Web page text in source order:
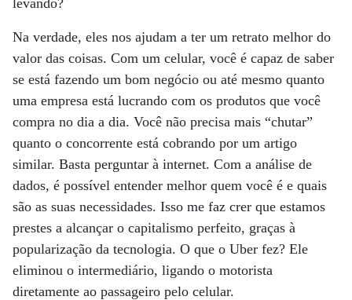
levando?
Na verdade, eles nos ajudam a ter um retrato melhor do
valor das coisas. Com um celular, você é capaz de saber
se está fazendo um bom negócio ou até mesmo quanto
uma empresa está lucrando com os produtos que você
compra no dia a dia. Você não precisa mais “chutar”
quanto o concorrente está cobrando por um artigo
similar. Basta perguntar à internet. Com a análise de
dados, é possível entender melhor quem você é e quais
são as suas necessidades. Isso me faz crer que estamos
prestes a alcançar o capitalismo perfeito, graças à
popularização da tecnologia. O que o Uber fez? Ele
eliminou o intermediário, ligando o motorista
diretamente ao passageiro pelo celular.